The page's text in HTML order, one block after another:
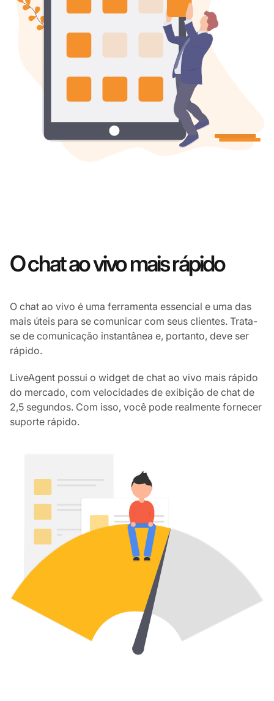
O chat ao vivo mais rápido
O chat ao vivo é uma ferramenta essencial e uma das
mais úteis para se comunicar com seus clientes. Trata-
se de comunicação instantânea e, portanto, deve ser
rápido.
LiveAgent possui o widget de chat ao vivo mais rápido
do mercado, com velocidades de exibição de chat de
2,5 segundos. Com isso, você pode realmente fornecer
suporte rápido.